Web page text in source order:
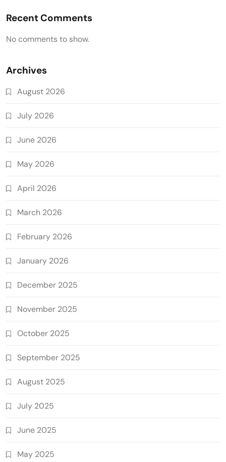
Recent Comments
No comments to show.
Archives
August 2026
July 2026
June 2026
May 2026
April 2026
March 2026
February 2026
January 2026
December 2025
November 2025
October 2025
September 2025
August 2025
July 2025
June 2025
May 2025